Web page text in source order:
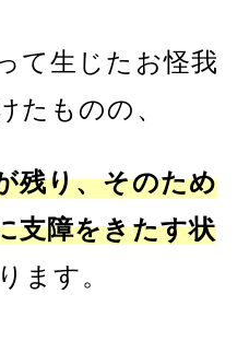
て生じたお怪我
たものの、
残り、そのため
支障をきたす状
ます。